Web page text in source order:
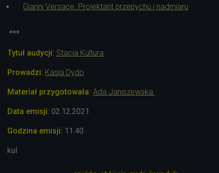
Gianni Versace. Projektant przepychu i nadmiaru
***
Tytuł audycji: Stacja Kultura
Prowadzi: Kasia Dydo
Materiał przygotowała: Ada Janiszewska
Data emisji: 02.12.2021
Godzina emisji: 11.40
kul